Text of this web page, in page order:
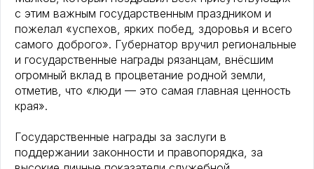
с этим важным государственным праздником и
пожелал «успехов, ярких побед, здоровья и всего
самого доброго». Губернатор вручил региональные
и государственные награды рязанцам, внёсшим
огромный вклад в процветание родной земли,
отметив, что «люди — это самая главная ценность
края».
Государственные награды за заслуги в
поддержании законности и правопорядка, за